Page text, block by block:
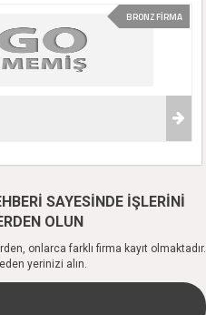
BRONZ FİRMA
SAYESİNDE İŞLERİNİ
OLUN
onlarca farklı firma kayıt olmaktadır.
yerinizi alın.